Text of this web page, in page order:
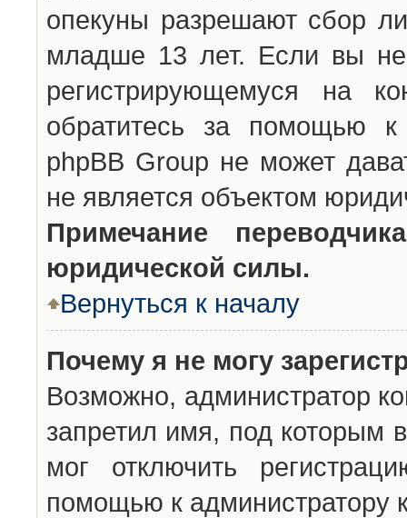
опекуны разрешают сбор
младше 13 лет. Если вы
регистрирующемуся на
обратитесь за помощью к
phpBB Group не может
не является объектом
Примечание
юридической силы.
Вернуться к началу
Почему я не могу
Возможно, администратор
запретил имя, под которым
мог отключить
помощью к администратору